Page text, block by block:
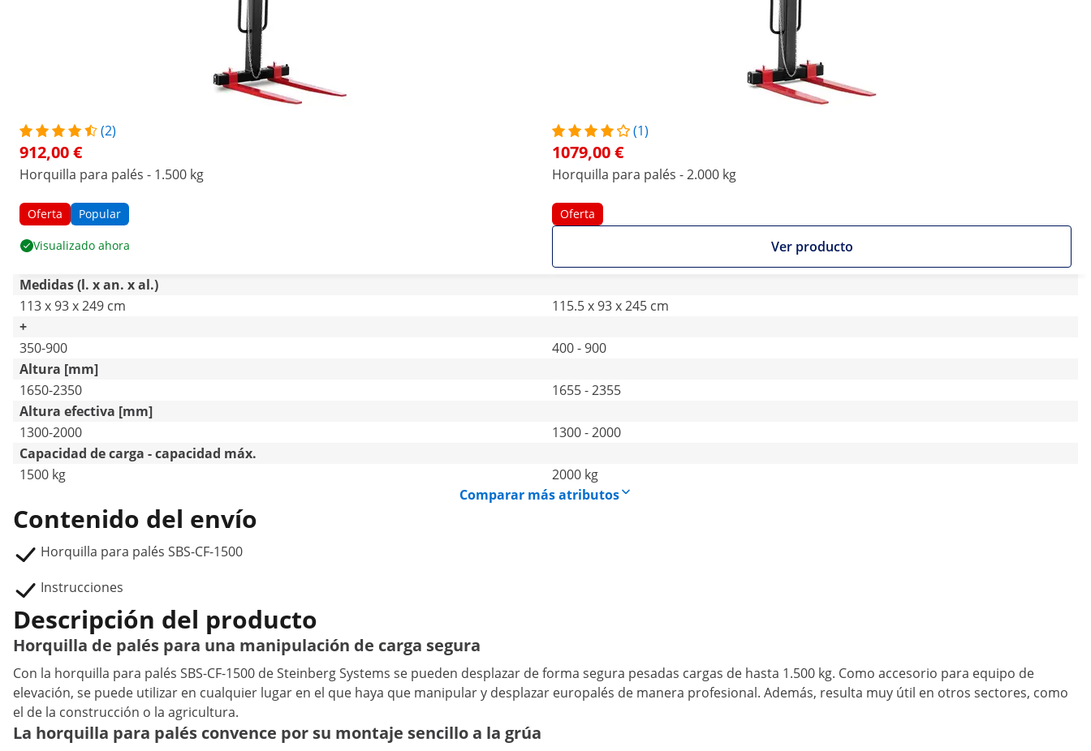
(2)
912,00 €
Horquilla para palés - 1.500 kg
Oferta Popular
Visualizado ahora
(1)
1079,00 €
Horquilla para palés - 2.000 kg
Oferta
Ver producto
Medidas (l. x an. x al.)
113 x 93 x 249 cm
115.5 x 93 x 245 cm
+
350-900
400 - 900
Altura [mm]
1650-2350
1655 - 2355
Altura efectiva [mm]
1300-2000
1300 - 2000
Capacidad de carga - capacidad máx.
1500 kg
2000 kg
Comparar más atributos
Contenido del envío
Horquilla para palés SBS-CF-1500
Instrucciones
Descripción del producto
Horquilla de palés para una manipulación de carga segura
Con la horquilla para palés SBS-CF-1500 de Steinberg Systems se pueden desplazar de forma segura pesadas cargas de hasta 1.500 kg. Como accesorio para equipo de
elevación, se puede utilizar en cualquier lugar en el que haya que manipular y desplazar europalés de manera profesional. Además, resulta muy útil en otros sectores, como
el de la construcción o la agricultura.
La horquilla para palés convence por su montaje sencillo a la grúa